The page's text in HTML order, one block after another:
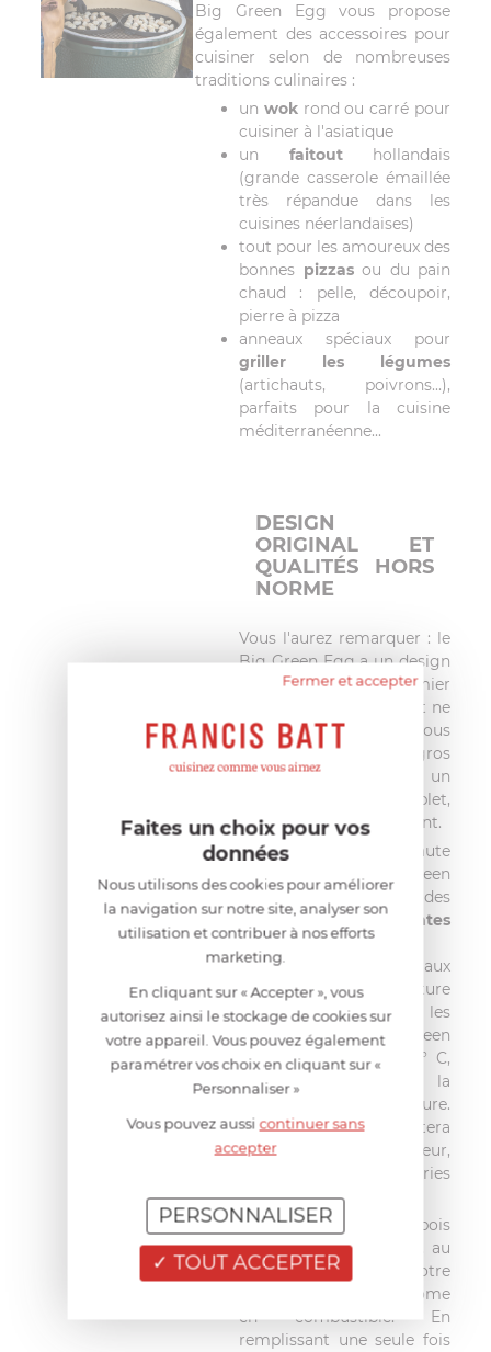
Big Green Egg vous propose
également des accessoires pour
cuisiner selon de nombreuses
traditions culinaires :
un wok rond ou carré pour
cuisiner à l'asiatique
un faitouthollandais
(grande casserole émaillée
très répandue dans les
cuisines néerlandaises)
tout pour les amoureux des
bonnes pizzasou du pain
chaud : pelle, découpoir,
pierre à pizza
anneaux spéciaux pour
griller les légumes
(artichauts, poivrons...),
parfaits pour la cuisine
méditerranéenne...
DESIGN
ORIGINAL ET
QUALITÉS HORS
NORME
Vous l'aurez remarquer : le
Big Green Egg a un design
peu commun. Au premier
coup d'oeil, il intrigue et ne
laisse pas indifférent. Sous
sa forme amusante de gros
oeuf vert, se cache un
ustensile complet,
ingénieux et très résistant.
La céramique de très haute
qualité de votre Big Green
Egg possède des
propriétés isolantes
exceptionnelles.
Hautement résistante aux
variations de température
et aux températures les
plus élevées, Big Green
Egg cuit de 50 à 350° C,
quelque soit la
température extérieure.
Plus rien ne vous arrêtera
pour cuisiner en extérieur,
ni l'hiver, ni les intempéries
!
Grâce au charbon de bois
naturel Big Green Egg, au
calibrage idéal, votre
cuiseur est très économe
en combustible. En
remplissant une seule fois
Fermer et accepter
Faites un choix pour vos
données
Nous utilisons des cookies pour améliorer
la navigation sur notre site, analyser son
utilisation et contribuer à nos efforts
marketing.
En cliquant sur « Accepter », vous
autorisez ainsi le stockage de cookies sur
votre appareil. Vous pouvez également
paramétrer vos choix en cliquant sur «
Personnaliser »
Vous pouvez aussicontinuer sans
accepter
TOUT ACCEPTER
PERSONNALISER